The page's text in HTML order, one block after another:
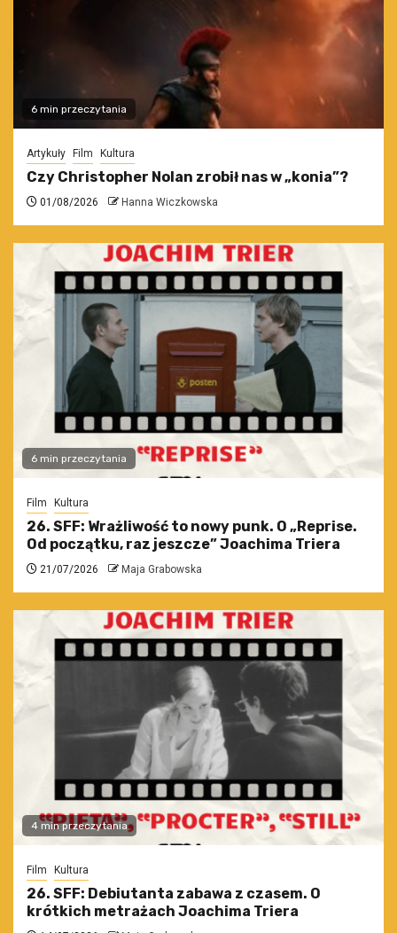
6 min przeczytania
Artykuły Film Kultura
Czy Christopher Nolan zrobił nas w „konia”?
01/08/2026 Hanna Wiczkowska
6 min przeczytania
Film Kultura
26. SFF: Wrażliwość to nowy punk. O „Reprise.
Od początku, raz jeszcze” Joachima Triera
21/07/2026 Maja Grabowska
4 min przeczytania
Film Kultura
26. SFF: Debiutanta zabawa z czasem. O
krótkich metrażach Joachima Triera